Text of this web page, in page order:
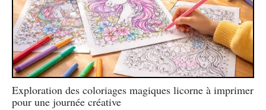
Exploration des coloriages magiques licorne à imprimer
pour une journée créative